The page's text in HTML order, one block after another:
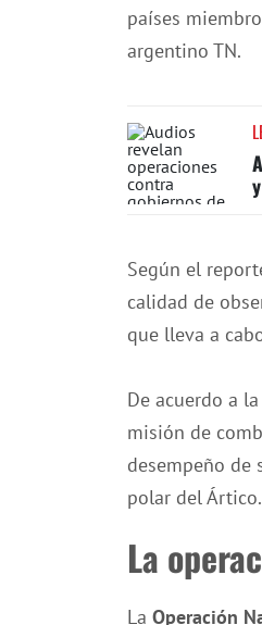
países
argentino TN.
Según el
calidad de
que lleva a
De acuerdo a
misión de
desempeño de
polar del Ártico.
La
La Operación